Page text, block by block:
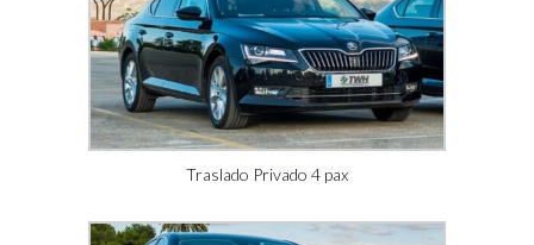
Traslado Privado 4 pax